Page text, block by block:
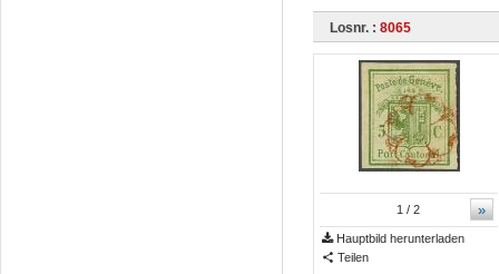
Losnr. : 8065
»
1 / 2
Hauptbild herunterladen
Teilen